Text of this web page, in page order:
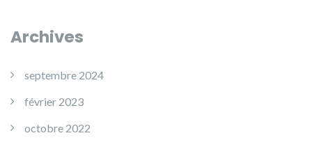
Archives
septembre 2024
février 2023
octobre 2022